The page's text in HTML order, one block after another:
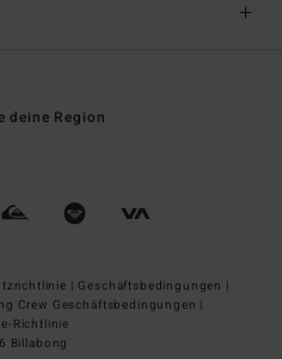
deine Region
| Geschäftsbedingungen |
Crew Geschäftsbedingungen |
Richtlinie
Billabong